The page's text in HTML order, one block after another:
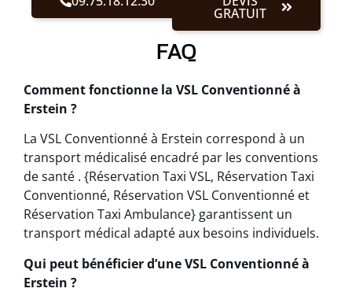
GRATUIT
FAQ
Comment fonctionne la VSL Conventionné à
Erstein ?
La VSL Conventionné à Erstein correspond à un
transport médicalisé encadré par les conventions
de santé . {Réservation Taxi VSL, Réservation Taxi
Conventionné, Réservation VSL Conventionné et
Réservation Taxi Ambulance} garantissent un
transport médical adapté aux besoins individuels.
Qui peut bénéficier d’une VSL Conventionné à
Erstein ?